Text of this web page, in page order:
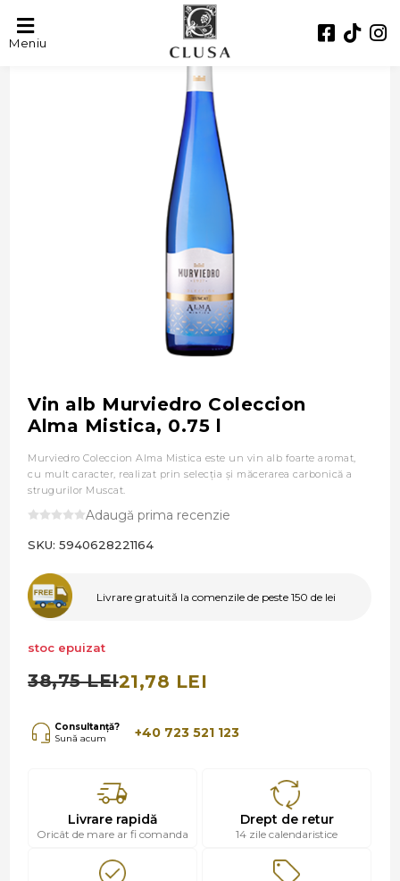
Meniu- 44%
Vin alb Murviedro Coleccion
Alma Mistica, 0.75 l
Murviedro Coleccion Alma Mistica este un vin alb foarte aromat,
cu mult caracter, realizat prin selecția și măcerarea carbonică a
strugurilor Muscat.
Adaugă prima recenzie
SKU: 5940628221164
Livrare gratuită la comenzile de peste 150 de lei
stoc epuizat
38,75 LEI21,78 LEI
Consultanță?
Sună acum
+40 723 521 123
Livrare rapidă
Oricât de mare ar fi comanda
Drept de retur
14 zile calendaristice